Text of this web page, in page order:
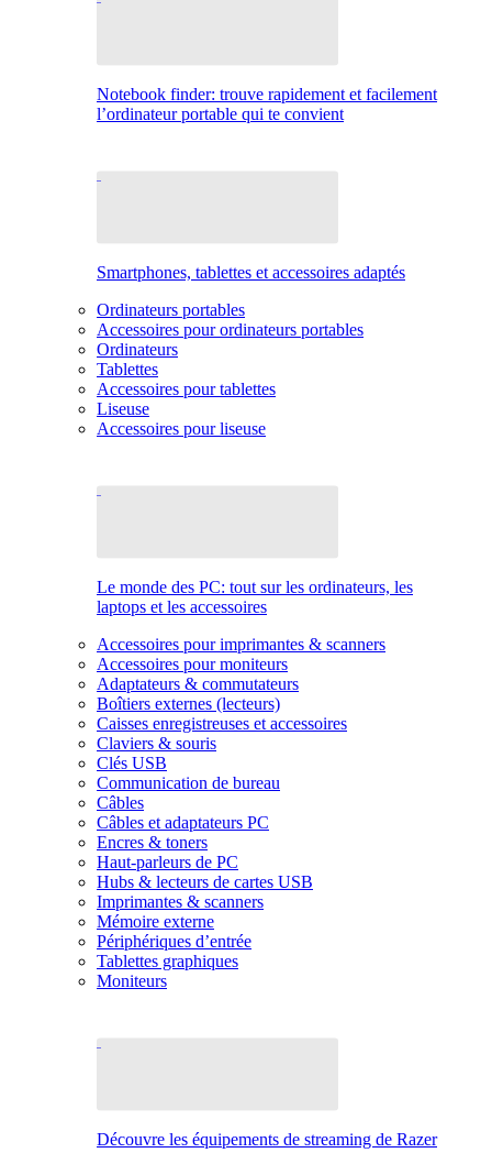
Notebook finder: trouve rapidement et facilement
l’ordinateur portable qui te convient
Smartphones, tablettes et accessoires adaptés
Ordinateurs portables
Accessoires pour ordinateurs portables
Ordinateurs
Tablettes
Accessoires pour tablettes
Liseuse
Accessoires pour liseuse
Le monde des PC: tout sur les ordinateurs, les
laptops et les accessoires
Accessoires pour imprimantes & scanners
Accessoires pour moniteurs
Adaptateurs & commutateurs
Boîtiers externes (lecteurs)
Caisses enregistreuses et accessoires
Claviers & souris
Clés USB
Communication de bureau
Câbles
Câbles et adaptateurs PC
Encres & toners
Haut-parleurs de PC
Hubs & lecteurs de cartes USB
Imprimantes & scanners
Mémoire externe
Périphériques d’entrée
Tablettes graphiques
Moniteurs
Découvre les équipements de streaming de Razer